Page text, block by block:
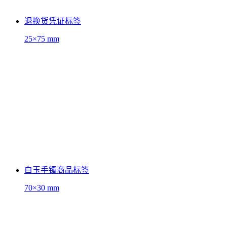
退换货凭证标签
25×75 mm
白玉手镯商品标签
70×30 mm